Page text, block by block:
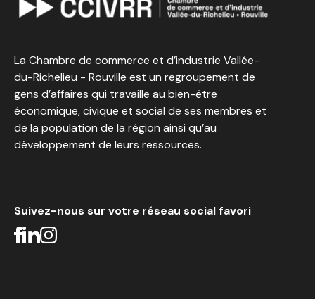
La Chambre de commerce et d’industrie Vallée-
du-Richelieu - Rouville est un regroupement de
gens d’affaires qui travaille au bien-être
économique, civique et social de ses membres et
de la population de la région ainsi qu’au
développement de leurs ressources.
Suivez-nous sur votre réseau social favori